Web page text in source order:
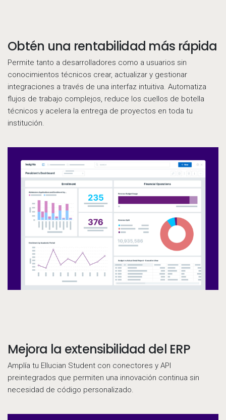
Call to action
Obtén una rentabilidad más rápida
Permite tanto a desarrolladores como a usuarios sin
conocimientos técnicos crear, actualizar y gestionar
integraciones a través de una interfaz intuitiva. Automatiza
flujos de trabajo complejos, reduce los cuellos de botella
técnicos y acelera la entrega de proyectos en toda tu
institución.
Call to action
Mejora la extensibilidad del ERP
Amplía tu Ellucian Student con conectores y API
preintegrados que permiten una innovación continua sin
necesidad de código personalizado.